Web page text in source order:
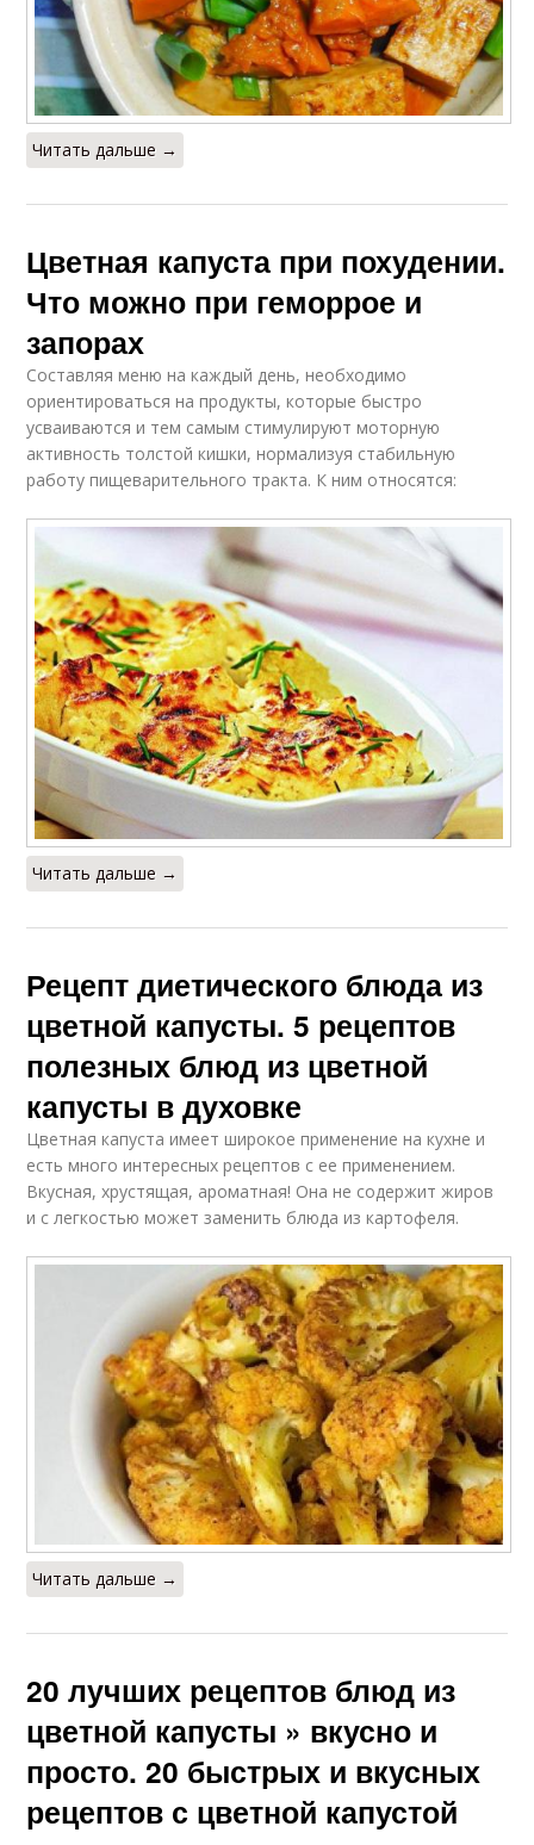
Читать дальше →
Цветная капуста при похудении.
Что можно при геморрое и
запорах
Составляя меню на каждый день, необходимо
ориентироваться на продукты, которые быстро
усваиваются и тем самым стимулируют моторную
активность толстой кишки, нормализуя стабильную
работу пищеварительного тракта. К ним относятся:
Читать дальше →
Рецепт диетического блюда из
цветной капусты. 5 рецептов
полезных блюд из цветной
капусты в духовке
Цветная капуста имеет широкое применение на кухне и
есть много интересных рецептов с ее применением.
Вкусная, хрустящая, ароматная! Она не содержит жиров
и с легкостью может заменить блюда из картофеля.
Читать дальше →
20 лучших рецептов блюд из
цветной капусты » вкусно и
просто. 20 быстрых и вкусных
рецептов с цветной капустой